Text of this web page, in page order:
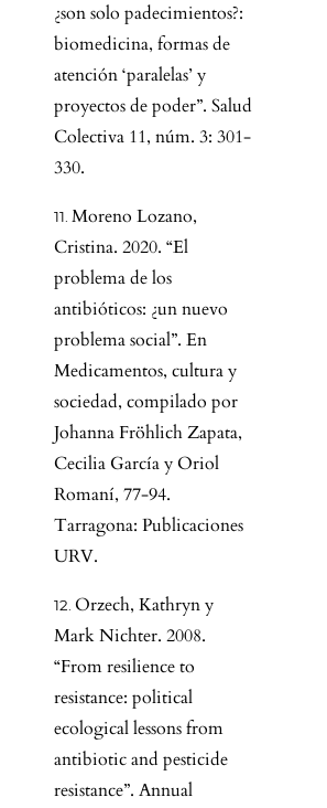
¿son solo padecimientos?:
biomedicina, formas de
atención ‘paralelas’ y
proyectos de poder”. Salud
Colectiva 11, núm. 3: 301-
330.
Moreno Lozano,
Cristina. 2020. “El
problema de los
antibióticos: ¿un nuevo
problema social”. En
Medicamentos, cultura y
sociedad, compilado por
Johanna Fröhlich Zapata,
Cecilia García y Oriol
Romaní, 77-94.
Tarragona: Publicaciones
URV.
Orzech, Kathryn y
Mark Nichter. 2008.
“From resilience to
resistance: political
ecological lessons from
antibiotic and pesticide
resistance”. Annual